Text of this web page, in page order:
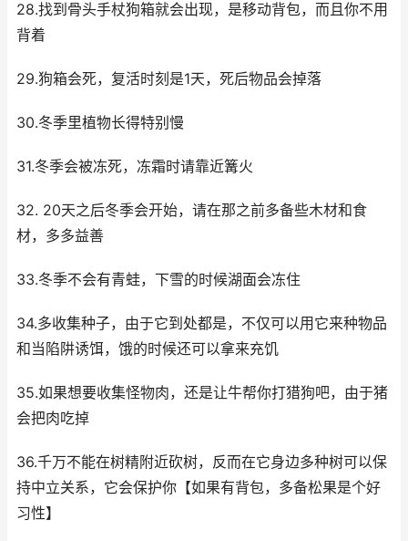
28.找到骨头手杖狗箱就会出现，是移动背包，而且你不用
背着
29.狗箱会死，复活时刻是1天，死后物品会掉落
30.冬季里植物长得特别慢
31.冬季会被冻死，冻霜时请靠近篝火
32. 20天之后冬季会开始，请在那之前多备些木材和食
材，多多益善
33.冬季不会有青蛙，下雪的时候湖面会冻住
34.多收集种子，由于它到处都是，不仅可以用它来种物品
和当陷阱诱饵，饿的时候还可以拿来充饥
35.如果想要收集怪物肉，还是让牛帮你打猎狗吧，由于猪
会把肉吃掉
36.千万不能在树精附近砍树，反而在它身边多种树可以保
持中立关系，它会保护你【如果有背包，多备松果是个好
习性】